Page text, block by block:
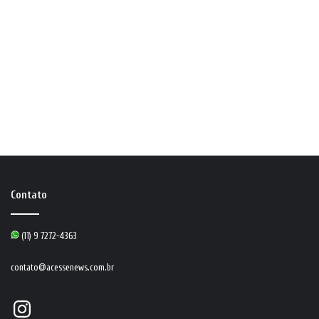
Contato
(11) 9 7272-4363
contato@acessenews.com.br
Instagram